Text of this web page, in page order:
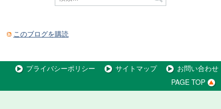
このブログを購読
プライバシーポリシー サイトマップ
お問い合わせ
PAGE TOP